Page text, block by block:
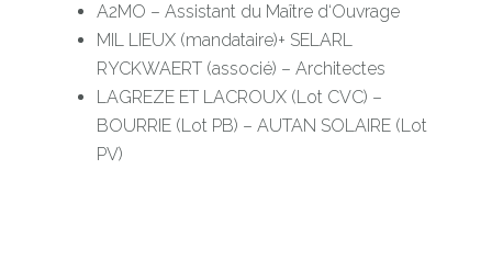
A2MO – Assistant du Maître d‘Ouvrage
MIL LIEUX (mandataire)+ SELARL
RYCKWAERT (associé) – Architectes
LAGREZE ET LACROUX (Lot CVC) –
BOURRIE (Lot PB) – AUTAN SOLAIRE (Lot
PV)